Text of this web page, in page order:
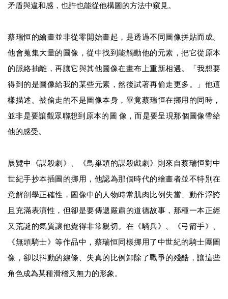
⽭盾與違和感，也許也能從他構圖的⽅法中窺⾒。
蔡瑞恒的繪畫並非從零開始畫起，是透過不同圖像拼貼⽽成。
他會蒐集⼤量的圖像，從中找到能觸動他的元素，把它從原本
的脈絡抽離，再讓它與其他圖像在畫布上重新相遇。「我想要
得到的是圖像給我的某些元素，然後試著再偷走更多。」他這
樣描述。被偷走的不是圖像本⾝，畢竟蔡瑞恒在挪⽤的同時，
並非是要讓觀眾聯想到原本的圖 像，⽽是要呈現那個圖像帶給
他的感受。
展覽中《謀殺劇》、《⿃巢頭的謀殺戲劇》則來⾃蔡瑞恒對中
世紀⼿抄本插圖的挪⽤，他認為那個時代的繪畫者並不特別在
意解剖學正確性，圖像中的⼈物時常肌⾁比例失當、動作浮誇
且充滿表演性，但卻是要傳遞嚴肅的道德故事，那種⼀本正經
⼜荒誕的氣質讓他覺得非常親切。在《騎兵》、《⼸箭⼿》、
《無頭騎⼠》等作品中，蔡瑞恒同樣挪⽤了中世紀的騎⼠團圖
像，卻以抖動的線條、失真的比例卸除了戰爭的殘酷，讓這些
⾓⾊成為某種滑稽⼜無⼒的形象。